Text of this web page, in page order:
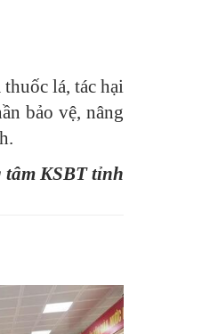
lá, tác hại
bảo vệ, nâng
KSBT tỉnh